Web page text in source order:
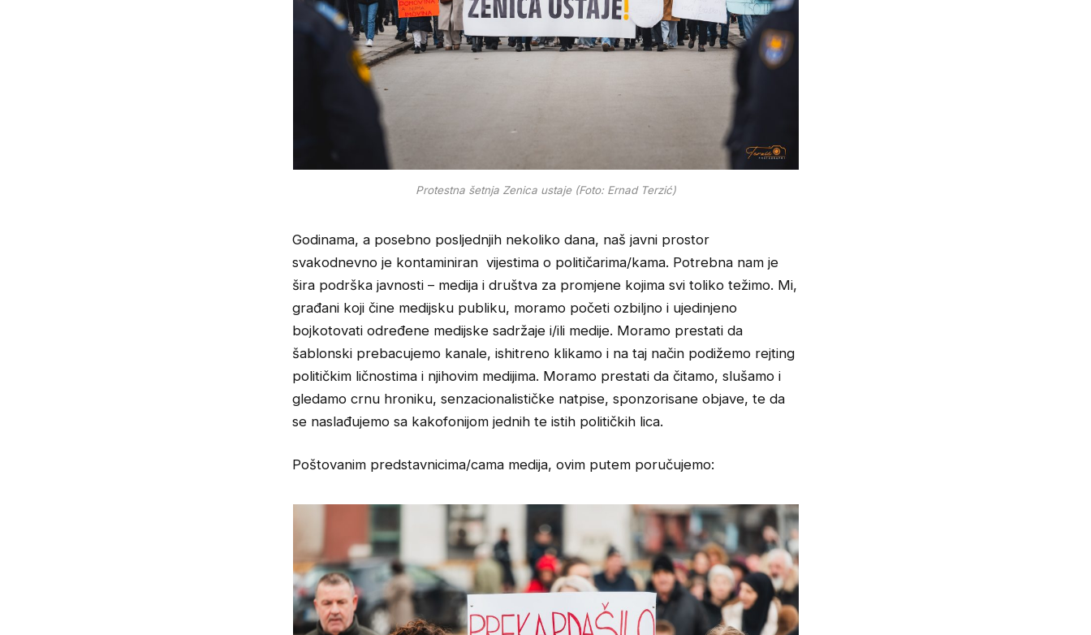
Protestna šetnja Zenica ustaje (Foto: Ernad Terzić)
Godinama, a posebno posljednjih nekoliko dana, naš javni prostor
svakodnevno je kontaminiran vijestima o političarima/kama. Potrebna nam je
šira podrška javnosti – medija i društva za promjene kojima svi toliko težimo. Mi,
građani koji čine medijsku publiku, moramo početi ozbiljno i ujedinjeno
bojkotovati određene medijske sadržaje i/ili medije. Moramo prestati da
šablonski prebacujemo kanale, ishitreno klikamo i na taj način podižemo rejting
političkim ličnostima i njihovim medijima. Moramo prestati da čitamo, slušamo i
gledamo crnu hroniku, senzacionalističke natpise, sponzorisane objave, te da
se naslađujemo sa kakofonijom jednih te istih političkih lica.
Poštovanim predstavnicima/cama medija, ovim putem poručujemo: